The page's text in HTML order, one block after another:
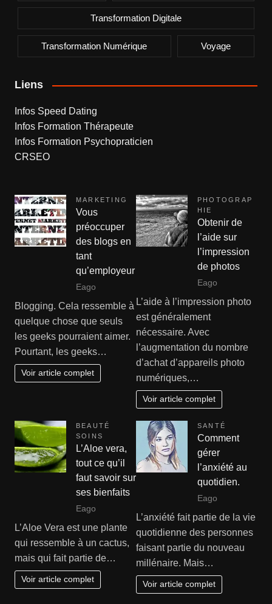
Transformation Digitale
Transformation Numérique Voyage
Liens
Infos Speed Dating
Infos Formation Thérapeute
Infos Formation Psychopraticien
CRSEO
MARKETING
Vous
préoccuper
des blogs en
tant
qu’employeur
Eago
Blogging. Cela ressemble à
quelque chose que seuls
les geeks pourraient aimer.
Pourtant, les geeks…
Voir article complet
PHOTOGRAP
HIE
Obtenir de
l’aide sur
l’impression
de photos
Eago
L’aide à l’impression photo
est généralement
nécessaire. Avec
l’augmentation du nombre
d’achat d’appareils photo
numériques,…
Voir article complet
BEAUTÉ
SOINS
L’Aloe vera,
tout ce qu’il
faut savoir sur
ses bienfaits
Eago
L’Aloe Vera est une plante
qui ressemble à un cactus,
mais qui fait partie de…
Voir article complet
SANTÉ
Comment
gérer
l’anxiété au
quotidien.
Eago
L’anxiété fait partie de la vie
quotidienne des personnes
faisant partie du nouveau
millénaire. Mais…
Voir article complet